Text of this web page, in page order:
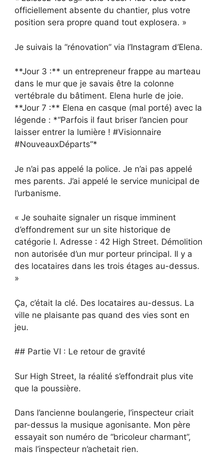
officiellement absente du chantier, plus votre
position sera propre quand tout explosera. »
Je suivais la “rénovation” via l’Instagram d’Elena.
**Jour 3 :** un entrepreneur frappe au marteau
dans le mur que je savais être la colonne
vertébrale du bâtiment. Elena hurle de joie.
**Jour 7 :** Elena en casque (mal porté) avec la
légende : *“Parfois il faut briser l’ancien pour
laisser entrer la lumière ! #Visionnaire
#NouveauxDéparts”*
Je n’ai pas appelé la police. Je n’ai pas appelé
mes parents. J’ai appelé le service municipal de
l’urbanisme.
« Je souhaite signaler un risque imminent
d’effondrement sur un site historique de
catégorie I. Adresse : 42 High Street. Démolition
non autorisée d’un mur porteur principal. Il y a
des locataires dans les trois étages au-dessus.
»
Ça, c’était la clé. Des locataires au-dessus. La
ville ne plaisante pas quand des vies sont en
jeu.
## Partie VI : Le retour de gravité
Sur High Street, la réalité s’effondrait plus vite
que la poussière.
Dans l’ancienne boulangerie, l’inspecteur criait
par-dessus la musique agonisante. Mon père
essayait son numéro de “bricoleur charmant”,
mais l’inspecteur n’achetait rien.